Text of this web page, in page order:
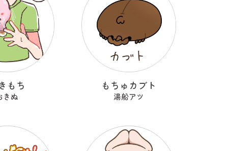
もち
きぬ
もちゅカブト
湯船アツ